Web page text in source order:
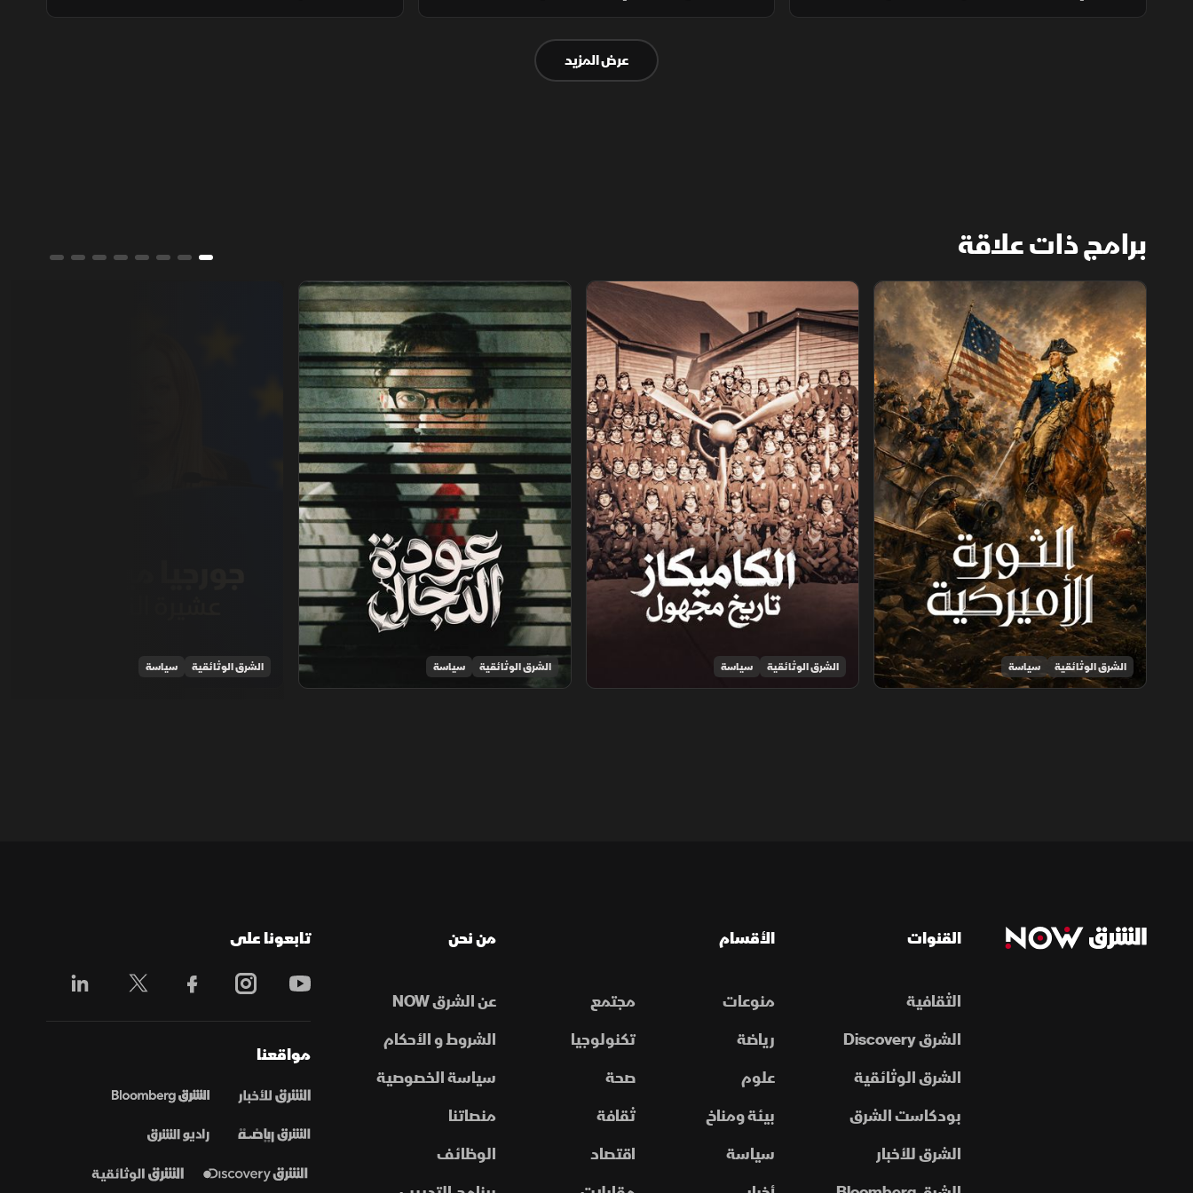
تتبادل واشنطن وطهران التهديدات بشأن مضيق
عشرة أيام، قد تعيد الطرفين إلى المفاوضات
وتخفف القيود على مضيق هرمز.
بريطانيا مرحلة جديدة مع أندي بيرنهام، وسط
عرض المزيد
برامج ذات علاقة
الثورة الأميركية
الشرق الوثائقية سياسة
الكاميكاز.. تاريخ مجهول
الشرق الوثائقية سياسة
عودة الدجال
الشرق الوثائقية سياسة الشرق الوثائقية سياسة
القنوات
الثقافية
الشرق Discovery
الشرق الوثائقية
بودكاست الشرق
الشرق للأخبار
الأقسام
منوعات
مجتمع
رياضة
تكنولوجيا
علوم
صحة
بيئة ومناخ
ثقافة
سياسة
اقتصاد
من نحن
عن الشرق NOW
الشروط و الأحكام
سياسة الخصوصية
منصاتنا
الوظائف
تابعونا على
مواقعنا